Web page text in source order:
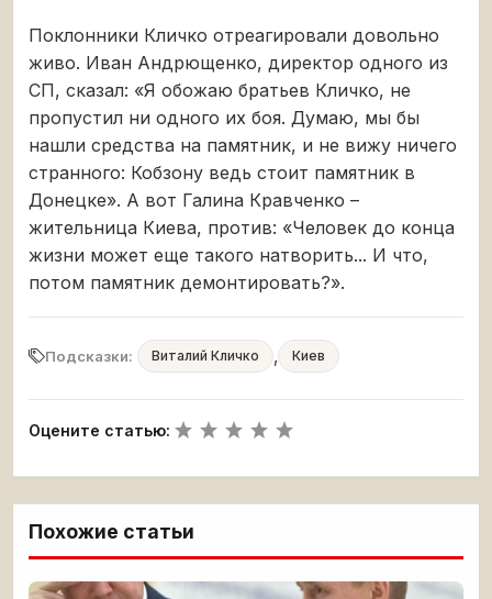
Поклонники Кличко отреагировали довольно
живо. Иван Андрющенко, директор одного из
СП, сказал: «Я обожаю братьев Кличко, не
пропустил ни одного их боя. Думаю, мы бы
нашли средства на памятник, и не вижу ничего
странного: Кобзону ведь стоит памятник в
Донецке». А вот Галина Кравченко –
жительница Киева, против: «Человек до конца
жизни может еще такого натворить... И что,
потом памятник демонтировать?».
Подсказки: Виталий Кличко , Киев
Оцените статью:
Похожие статьи